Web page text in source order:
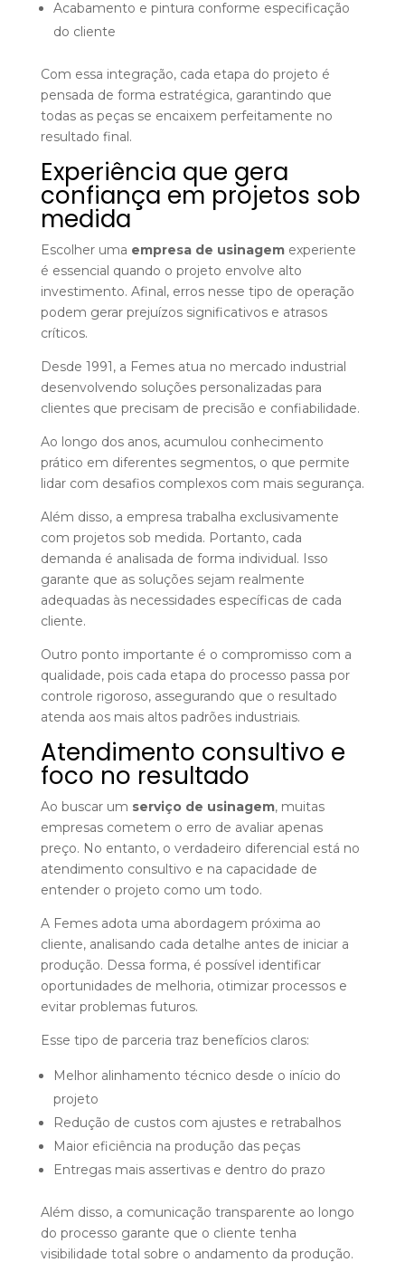
Acabamento e pintura conforme especificação
do cliente
Com essa integração, cada etapa do projeto é
pensada de forma estratégica, garantindo que
todas as peças se encaixem perfeitamente no
resultado final.
Experiência que gera
confiança em projetos sob
medida
Escolher uma empresa de usinagemexperiente
é essencial quando o projeto envolve alto
investimento. Afinal, erros nesse tipo de operação
podem gerar prejuízos significativos e atrasos
críticos.
Desde 1991, a Femes atua no mercado industrial
desenvolvendo soluções personalizadas para
clientes que precisam de precisão e confiabilidade.
Ao longo dos anos, acumulou conhecimento
prático em diferentes segmentos, o que permite
lidar com desafios complexos com mais segurança.
Além disso, a empresa trabalha exclusivamente
com projetos sob medida. Portanto, cada
demanda é analisada de forma individual. Isso
garante que as soluções sejam realmente
adequadas às necessidades específicas de cada
cliente.
Outro ponto importante é o compromisso com a
qualidade, pois cada etapa do processo passa por
controle rigoroso, assegurando que o resultado
atenda aos mais altos padrões industriais.
Atendimento consultivo e
foco no resultado
Ao buscar um serviço de usinagem, muitas
empresas cometem o erro de avaliar apenas
preço. No entanto, o verdadeiro diferencial está no
atendimento consultivo e na capacidade de
entender o projeto como um todo.
A Femes adota uma abordagem próxima ao
cliente, analisando cada detalhe antes de iniciar a
produção. Dessa forma, é possível identificar
oportunidades de melhoria, otimizar processos e
evitar problemas futuros.
Esse tipo de parceria traz benefícios claros:
Melhor alinhamento técnico desde o início do
projeto
Redução de custos com ajustes e retrabalhos
Maior eficiência na produção das peças
Entregas mais assertivas e dentro do prazo
Além disso, a comunicação transparente ao longo
do processo garante que o cliente tenha
visibilidade total sobre o andamento da produção.